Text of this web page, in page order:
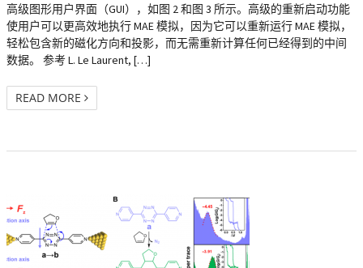
高级图形用户界面（GUI），如图 2 和图 3 所示。高级的重新启动功能
使用户可以更高效地执行 MAE 模拟，因为它可以重新运行 MAE 模拟，
轻松包含新的磁化方向和投影，而无需重新计算任何已经得到的中间
数据。 参考 L. Le Laurent, […]
READ MORE